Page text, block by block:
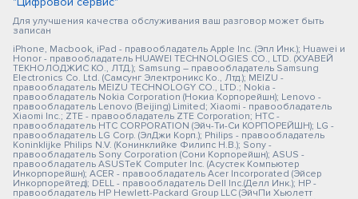
Для улучшения качества обслуживания ваш разговор может быть
записан
iPhone, Macbook, iPad - правообладатель Apple Inc. (Эпл Инк.); Huawei и
Honor - правообладатель HUAWEI TECHNOLOGIES CO., LTD. (ХУАВЕЙ
ТЕКНОЛОДЖИС КО., ЛТД.); Samsung – правообладатель Samsung
Electronics Co. Ltd. (Самсунг Электроникс Ко., Лтд.); MEIZU -
правообладатель MEIZU TECHNOLOGY CO., LTD.; Nokia -
правообладатель Nokia Corporation (Нокиа Корпорейшн); Lenovo -
правообладатель Lenovo (Beijing) Limited; Xiaomi - правообладатель
Xiaomi Inc.; ZTE - правообладатель ZTE Corporation; HTC -
правообладатель HTC CORPORATION (Эйч-Ти-Си КОРПОРЕЙШН); LG -
правообладатель LG Corp. (ЭлДжи Корп.); Philips - правообладатель
Koninklijke Philips N.V. (Конинклийке Филипс Н.В.); Sony -
правообладатель Sony Corporation (Сони Корпорейшн); ASUS -
правообладатель ASUSTeK Computer Inc. (Асустек Компьютер
Инкорпорейшн); ACER - правообладатель Acer Incorporated (Эйсер
Инкорпорейтед); DELL - правообладатель Dell Inc.(Делл Инк.); HP -
правообладатель HP Hewlett-Packard Group LLC (ЭйчПи Хьюлетт